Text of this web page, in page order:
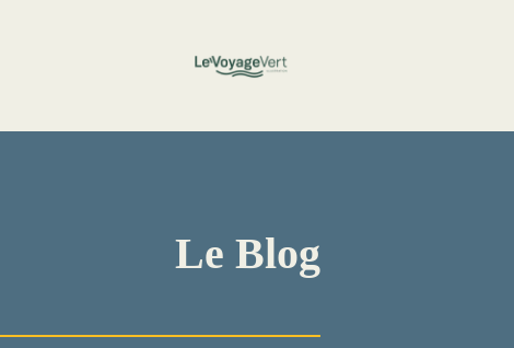
Le Blog